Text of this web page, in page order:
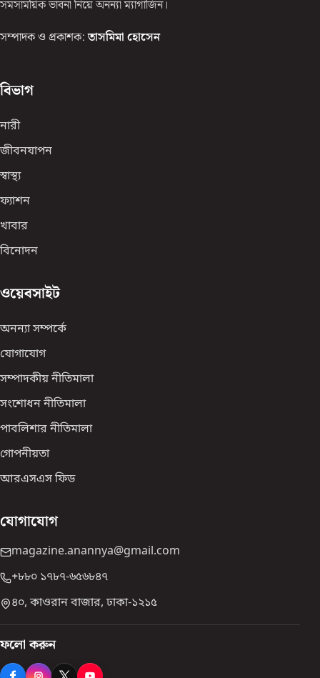
সমসাময়িক ভাবনা নিয়ে অনন্যা ম্যাগাজিন।
সম্পাদক ও প্রকাশক: তাসমিমা হোসেন
বিভাগ
নারী
জীবনযাপন
স্বাস্থ্য
ফ্যাশন
খাবার
বিনোদন
ওয়েবসাইট
অনন্যা সম্পর্কে
যোগাযোগ
সম্পাদকীয় নীতিমালা
সংশোধন নীতিমালা
পাবলিশার নীতিমালা
গোপনীয়তা
আরএসএস ফিড
যোগাযোগ
magazine.anannya@gmail.com
+৮৮০ ১৭৮৭-৬৫৬৮৪৭
৪০, কাওরান বাজার, ঢাকা-১২১৫
ফলো করুন